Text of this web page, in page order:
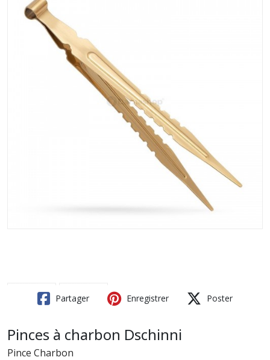
Partager Enregistrer Poster
Pinces à charbon Dschinni
Pince Charbon